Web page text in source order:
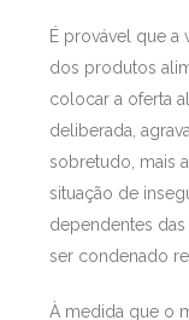
É provável que
dos produtos
colocar a oferta
deliberada,
sobretudo, mais
situação de
dependentes
ser condenado
À medida que o